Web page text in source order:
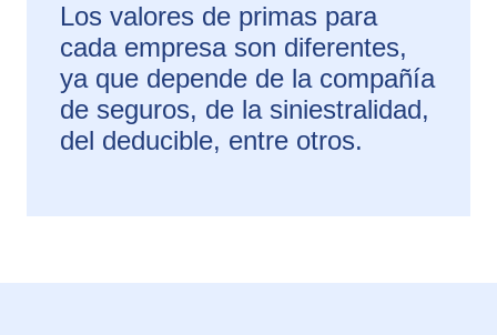
Los valores de primas para
cada empresa son diferentes,
ya que depende de la compañía
de seguros, de la siniestralidad,
del deducible, entre otros.